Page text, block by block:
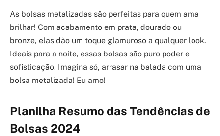
As bolsas metalizadas são perfeitas para quem ama
brilhar! Com acabamento em prata, dourado ou
bronze, elas dão um toque glamuroso a qualquer look.
Ideais para a noite, essas bolsas são puro poder e
sofisticação. Imagina só, arrasar na balada com uma
bolsa metalizada! Eu amo!
Planilha Resumo das Tendências de
Bolsas 2024